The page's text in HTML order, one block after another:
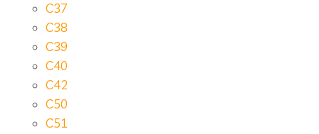
C37
C38
C39
C40
C42
C50
C51